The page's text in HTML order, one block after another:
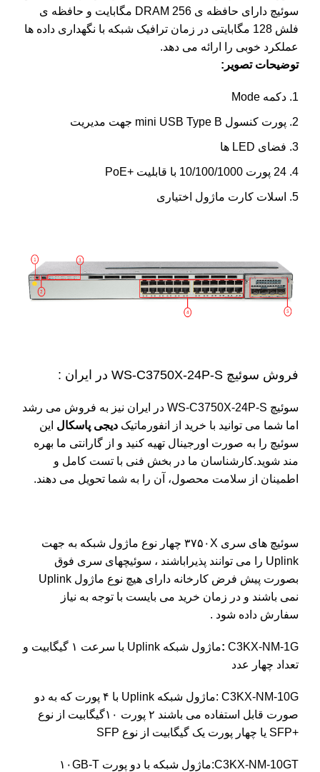
سوئیچ دارای حافظه ی DRAM 256 مگابایت و حافظه ی
فلش 128 مگابایتی در زمان ترافیک شبکه با نگهداری داده ها
عملکرد خوبی را ارائه می دهد.
توضیحات تصویر:
دکمه Mode
پورت کنسول mini USB Type B جهت مدیریت
فضای LED ها
24 پورت 10/100/1000 با قابلیت +PoE
اسلات کارت ماژول اختیاری
فروش سوئیچ WS-C3750X-24P-S در ایران :
سوئیچ WS-C3750X-24P-S در ایران نیز به فروش می رشد
اما شما می توانید با خرید از انفورماتیک دیجی پاسکال این
سوئیچ را به صورت اورجینال تهیه کنید و از گارانتی ما بهره
مند شوید.کارشناسان ما در بخش فنی با تست کامل و
اطمینان از سلامت محصول، آن را به شما تحویل می دهند.
سوئیچ های سری ۳۷۵۰X چهار نوع ماژول شبکه به جهت
Uplink را می توانند پذیراباشند ، سوئیچهای سری فوق
بصورت پیش فرض کارخانه دارای هیچ نوع ماژول Uplink
نمی باشند و در زمان خرید می بایست با توجه به نیاز
سفارش داده شود .
C3KX-NM-1G
:
ماژول شبکه Uplink با سرعت ۱ گیگابیت و
تعداد چهار عدد
C3KX-NM-10G :ماژول شبکه Uplink با ۴ پورت که به دو
صورت قابل استفاده می باشند ۲ پورت ۱۰گیگابیت از نوع
+SFP یا چهار پورت یک گیگابیت از نوع SFP
C3KX-NM-10GT:ماژول شبکه با دو پورت ۱۰GB-T